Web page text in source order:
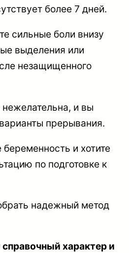
более 7 дней.
сильные боли внизу
выделения или
незащищенного
и вы
прерывания.
и хотите
по подготовке к
надежный метод
характер и